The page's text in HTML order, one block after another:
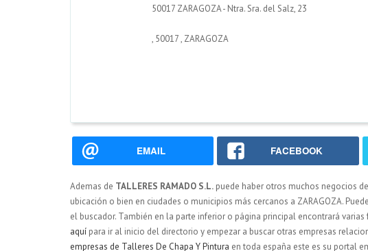
50017 ZARAGOZA - Ntra. Sra. del Salz, 23
, 50017, ZARAGOZA
EMAIL FACEBOOK
Ademas de TALLERES RAMADO S.L. puede haber otros muchos negocios de
ubicación o bien en ciudades o municipios más cercanos a ZARAGOZA.
el buscador. También en la parte inferior o página principal encontrará
aquí para ir al inicio del directorio y empezar a buscar otras empresas
empresas de Talleres De Chapa Y Pintura en toda españa este es su portal